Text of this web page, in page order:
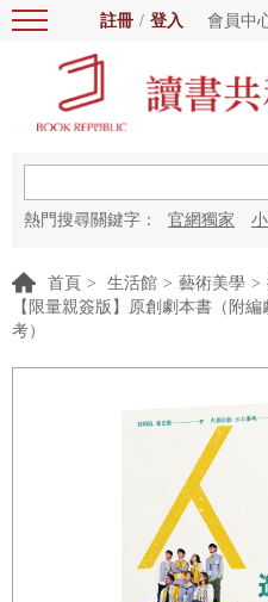
註冊 / 登入 會員中
熱門搜尋關鍵字： 官網獨家
首頁 > 生活館 > 藝術美學 >
【限量親簽版】原創劇本書（附
考）